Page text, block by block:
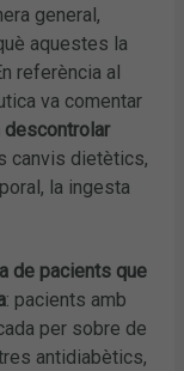
general,
aquestes la
referència al
va comentar
descontrolar
canvis dietètics,
la ingesta
de pacients que
: pacients amb
per sobre de
antidiabètics,